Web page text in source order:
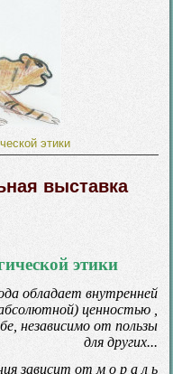
этики
выставка
этики
обладает внутренней
ценностью ,
независимо от пользы
для других...
зависит от м о р а л ь